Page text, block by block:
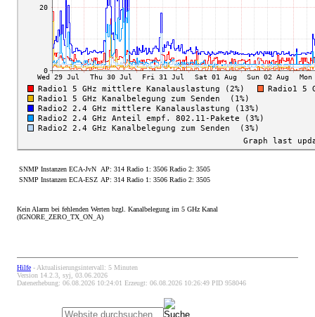
SNMP Instanzen ECA-JvN
AP: 314 Radio 1: 3506 Radio 2: 3505
SNMP Instanzen ECA-ESZ AP: 314 Radio 1: 3506 Radio 2: 3505
Kein Alarm bei fehlenden Werten bzgl. Kanalbelegung im 5 GHz Kanal
(IGNORE_ZERO_TX_ON_A)
Hilfe - Aktualisierungsintervall: 5 Minuten
Version 14.2.3, syj, 03.06.2026
Datenerhebung: 06.08.2026 10:24:01 Erzeugt: 06.08.2026 10:26:49 PID 958046